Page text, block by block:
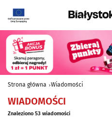
Strona główna Wiadomości
WIADOMOŚCI
Znaleziono 53 wiadomości